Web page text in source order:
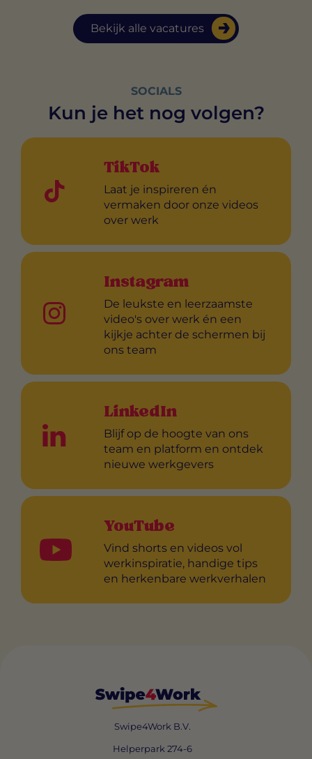
Bekijk alle vacatures
SOCIALS
Kun je het nog volgen?
TikTok
Laat je inspireren én
vermaken door onze videos
over werk
Instagram
De leukste en leerzaamste
video's over werk én een
kijkje achter de schermen bij
ons team
LinkedIn
Blijf op de hoogte van ons
team en platform en ontdek
nieuwe werkgevers
YouTube
Vind shorts en videos vol
werkinspiratie, handige tips
en herkenbare werkverhalen
Swipe4Work B.V.
Helperpark 274-6